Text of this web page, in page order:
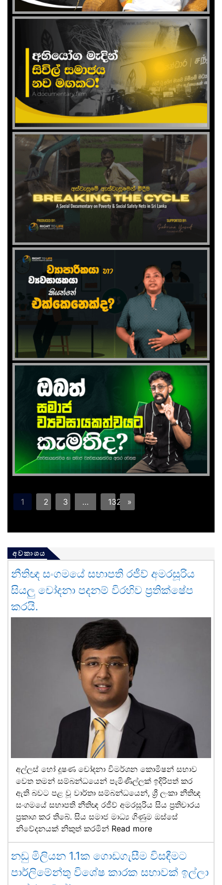
1 2 3 … 132 »
අවකාශය
නීතිඥ සංගමයේ සභාපති රජීව් අමරසූරිය
සියලු චෝදනා පදනම් විරහිව ප්‍රතික්ෂේප
කරයි.
අල්ලස් හෝ දූෂණ චෝදනා විමර්ශන කොමිෂන් සභාව
වෙත තමන් සම්බන්ධයෙන් පැමිණිල්ලක් ඉදිරිපත් කර
ඇති බවට පළ වූ වාර්තා සම්බන්ධයෙන්, ශ්‍රී ලංකා නීතිඥ
සංගමයේ සභාපති නීතිඥ රජීව් අමරසූරිය සිය ප්‍රතිචාරය
ප්‍රකාශ කර තිබේ. සිය සමාජ මාධ්‍ය ගිණුම ඔස්සේ
නිවේදනයක් නිකුත් කරමින් Read more
නඩු මිලියන 1.1ක ගොඩගැසීම විසඳීමට
පාර්ලිමේන්තු විශේෂ කාරක සභාවක් ඉල්ලා